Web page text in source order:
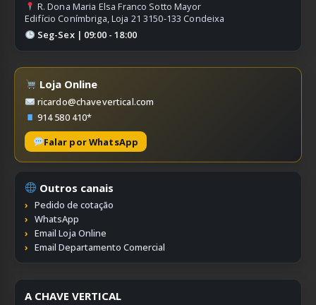
R. Dona Maria Elsa Franco Sotto Mayor
Edifício Conímbriga, Loja 21 3150-133 Condeixa
Seg-Sex | 09:00 - 18:00
Loja Online
ricardo@chavevertical.com
914 580 410*
Falar por WhatsApp
Outros canais
Pedido de cotação
WhatsApp
Email Loja Online
Email Departamento Comercial
A CHAVE VERTICAL